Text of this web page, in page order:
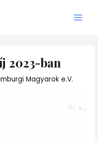
2023-ban
Magyarok e.V.